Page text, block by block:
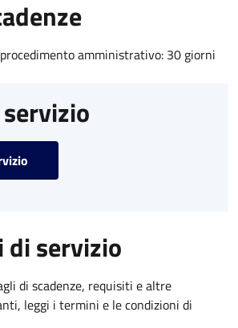
amministrativo: 30 giorni
di servizio
di scadenze, requisiti e altre
leggi i termini e le condizioni di